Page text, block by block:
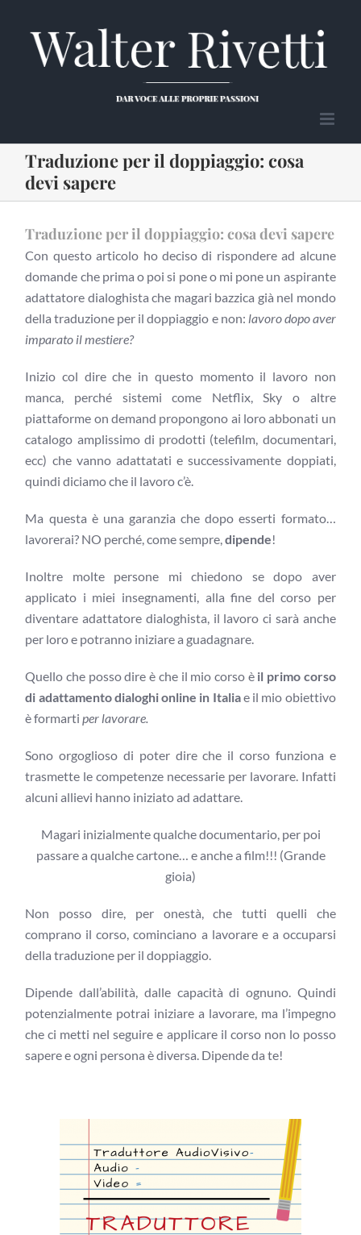
contenuto
Traduzione per il doppiaggio: cosa
devi sapere
Traduzione per il doppiaggio: cosa devi sapere
Con questo articolo ho deciso di rispondere ad alcune
domande che prima o poi si pone o mi pone un aspirante
adattatore dialoghista che magari bazzica già nel mondo
della traduzione per il doppiaggio e non: lavoro dopo aver
imparato il mestiere?
Inizio col dire che in questo momento il lavoro non
manca, perché sistemi come Netflix, Sky o altre
piattaforme on demand propongono ai loro abbonati un
catalogo amplissimo di prodotti (telefilm, documentari,
ecc) che vanno adattatati e successivamente doppiati,
quindi diciamo che il lavoro c’è.
Ma questa è una garanzia che dopo esserti formato…
lavorerai? NO perché, come sempre,dipende!
Inoltre molte persone mi chiedono se dopo aver
applicato i miei insegnamenti, alla fine del corso per
diventare adattatore dialoghista, il lavoro ci sarà anche
per loro e potranno iniziare a guadagnare.
Quello che posso dire è che il mio corso è il primo corso
di adattamento dialoghi online in Italiae il mio obiettivo
è formarti per lavorare.
Sono orgoglioso di poter dire che il corso funziona e
trasmette le competenze necessarie per lavorare. Infatti
alcuni allievi hanno iniziato ad adattare.
Magari inizialmente qualche documentario, per poi
passare a qualche cartone… e anche a film!!! (Grande
gioia)
Non posso dire, per onestà, che tutti quelli che
comprano il corso, cominciano a lavorare e a occuparsi
della traduzione per il doppiaggio.
Dipende dall’abilità, dalle capacità di ognuno. Quindi
potenzialmente potrai iniziare a lavorare, ma l’impegno
che ci metti nel seguire e applicare il corso non lo posso
sapere e ogni persona è diversa. Dipende da te!